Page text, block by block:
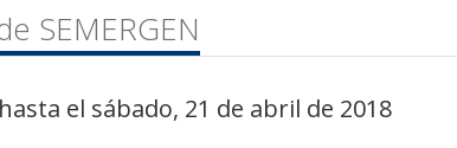
SEMERGEN
el sábado, 21 de abril de 2018